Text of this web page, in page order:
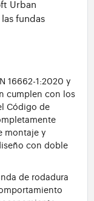
Urban
fundas
16662-1:2020 y
cumplen con los
Código de
montaje y
con doble
de rodadura